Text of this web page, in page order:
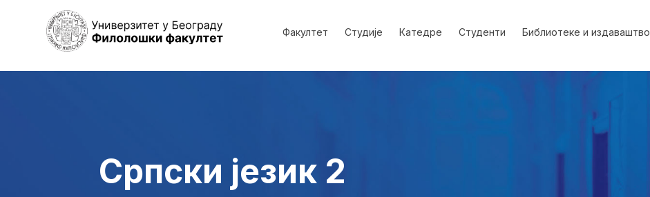
Факултет Студије Катедре Студенти Библиотеке и издаваштво
Српски језик 2